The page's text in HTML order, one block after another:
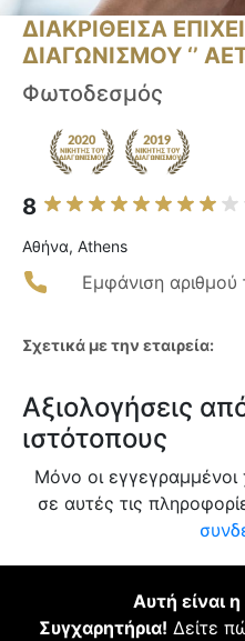
ΔΙΑΚΡΙΘΕΙΣΑ
ΔΙΑΓΩΝΙΣΜΟΥ ‘’
Φωτοδεσμός
8
Αθήνα, Athens
Εμφάνιση
Σχετικά με την εταιρεία:
Αξιολογήσεις
ιστότοπους
Μόνο οι
σε αυτές τις
Αυτή είναι
Συγχαρητήρια! Δείτε